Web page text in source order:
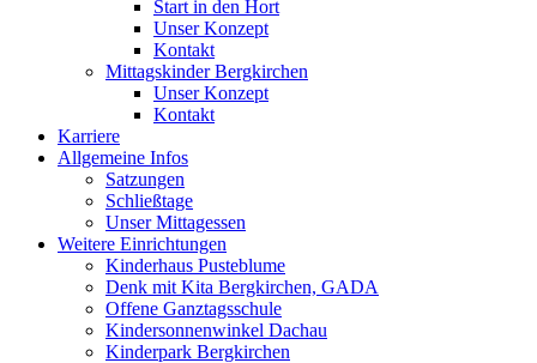
Start in den Hort
Unser Konzept
Kontakt
Mittagskinder Bergkirchen
Unser Konzept
Kontakt
Karriere
Allgemeine Infos
Satzungen
Schließtage
Unser Mittagessen
Weitere Einrichtungen
Kinderhaus Pusteblume
Denk mit Kita Bergkirchen, GADA
Offene Ganztagsschule
Kindersonnenwinkel Dachau
Kinderpark Bergkirchen